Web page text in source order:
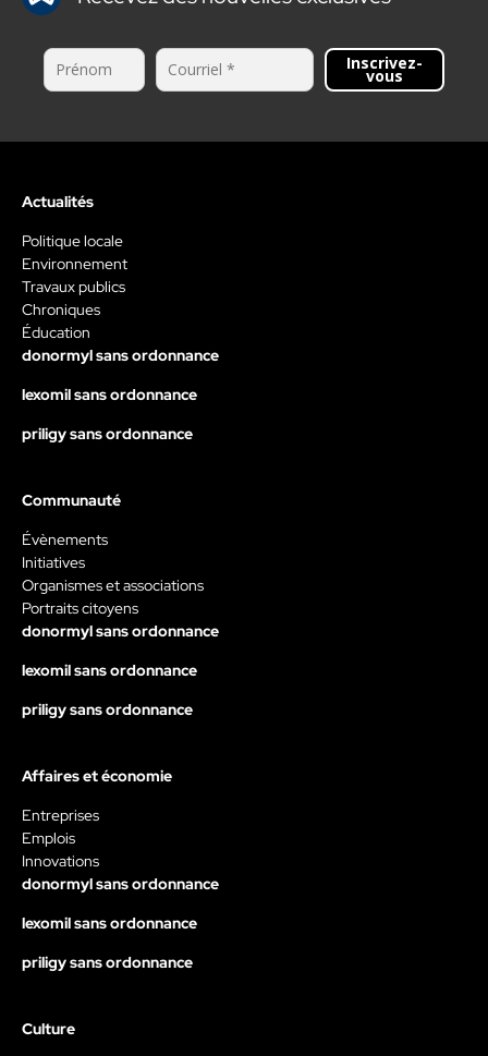
Inscrivez-
vous
Actualités
Politique locale
Environnement
Travaux publics
Chroniques
Éducation
donormyl sans ordonnance
lexomil sans ordonnance
priligy sans ordonnance
Communauté
Évènements
Initiatives
Organismes et associations
Portraits citoyens
donormyl sans ordonnance
lexomil sans ordonnance
priligy sans ordonnance
Affaires et économie
Entreprises
Emplois
Innovations
donormyl sans ordonnance
lexomil sans ordonnance
priligy sans ordonnance
Culture